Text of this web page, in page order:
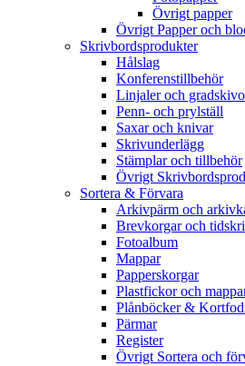
Övrigt papper
Övrigt Papper och
Skrivbordsprodukter
Hålslag
Konferenstillbehör
Linjaler och
Penn- och prylställ
Saxar och knivar
Skrivunderlägg
Stämplar och tillbehör
Övrigt
Sortera & Förvara
Arkivpärm och
Brevkorgar och
Fotoalbum
Mappar
Papperskorgar
Plastfickor och
Plånböcker &
Pärmar
Register
Övrigt Sortera och